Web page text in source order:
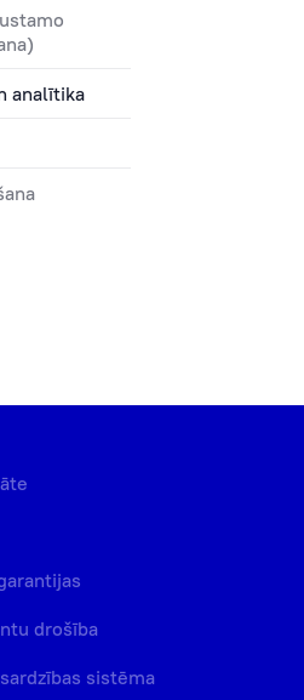
analītika
drošība
sistēma